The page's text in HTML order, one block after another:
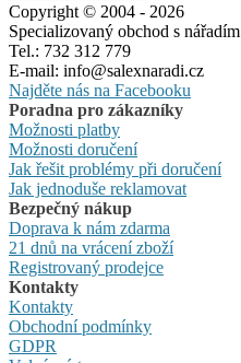
Copyright © 2004 - 2026
Specializovaný obchod s nářadím
Tel.: 732 312 779
E-mail: info@salexnaradi.cz
Najděte nás na Facebooku
Poradna pro zákazníky
Možnosti platby
Možnosti doručení
Jak řešit problémy při doručení
Jak jednoduše reklamovat
Bezpečný nákup
Doprava k nám zdarma
21 dnů na vrácení zboží
Registrovaný prodejce
Kontakty
Kontakty
Obchodní podmínky
GDPR